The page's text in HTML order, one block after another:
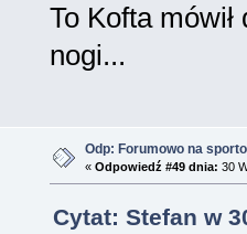
To Kofta
nogi...
Odp: Forumowo na
« Odpowiedź #49 dnia: 30
Cytat: Stefan w